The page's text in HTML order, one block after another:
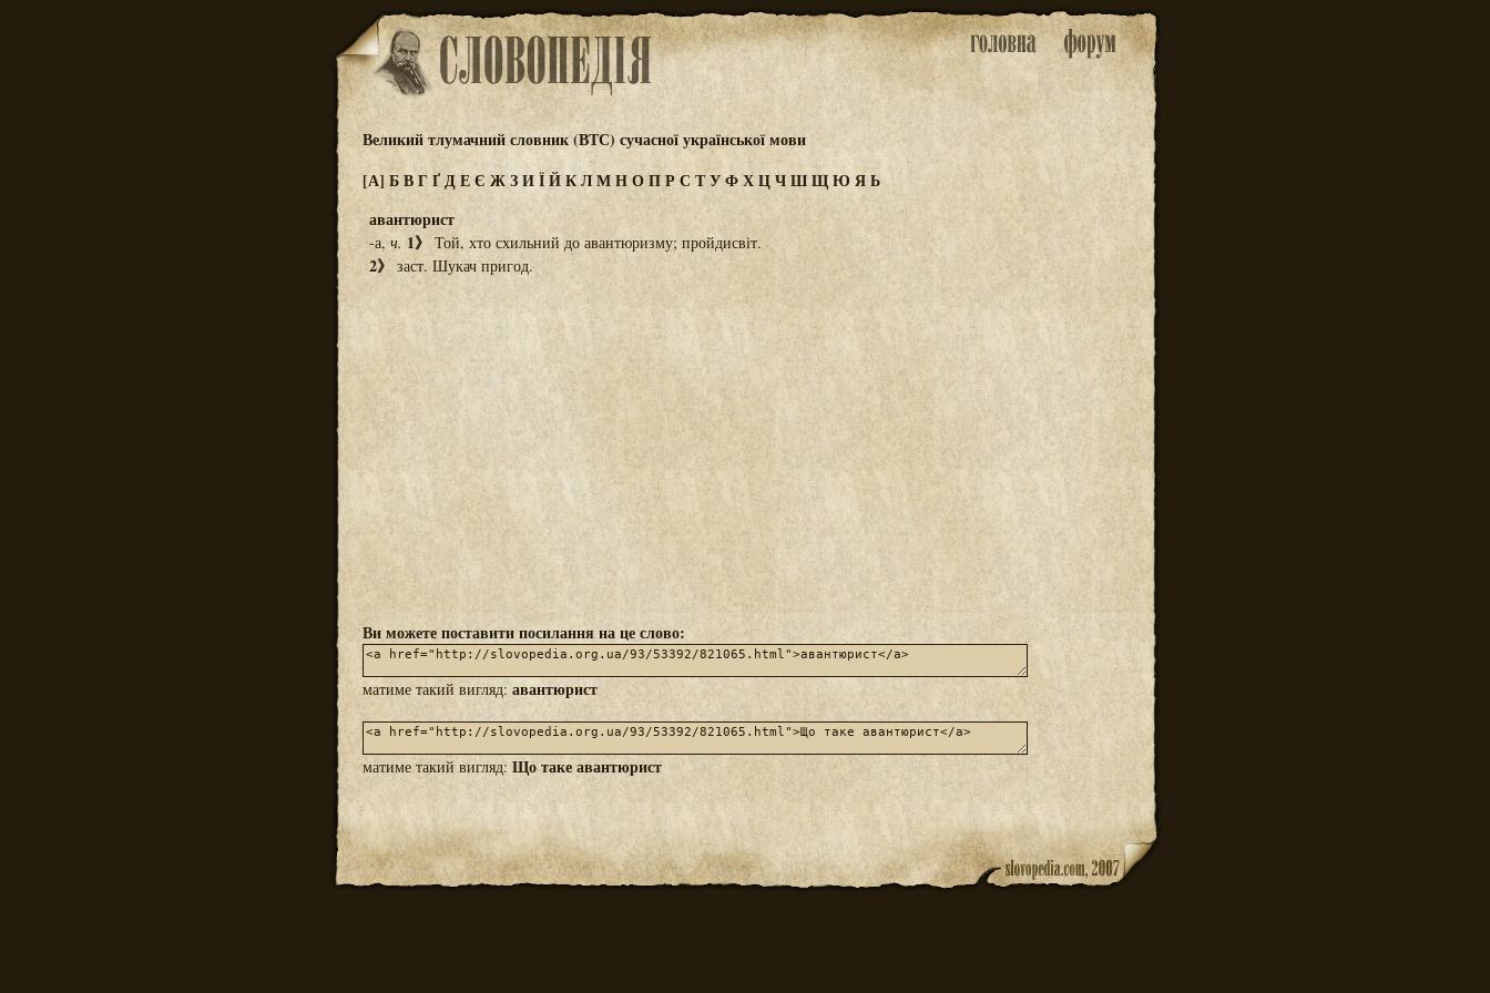
Великий тлумачний словник (ВТС) сучасної української мови
[А] БВГ ҐДЕЄ ЖЗИЇЙКЛМНОПРС ТУФХЦЧШЩЮ ЯЬ
авантюрист
-а,ч. 1》Той, хто схильний до авантюризму; пройдисвіт.
2》 заст. Шукач пригод.
Ви можете поставити посилання на це слово:
матиме такий вигляд:авантюрист
матиме такий вигляд: Що таке авантюрист